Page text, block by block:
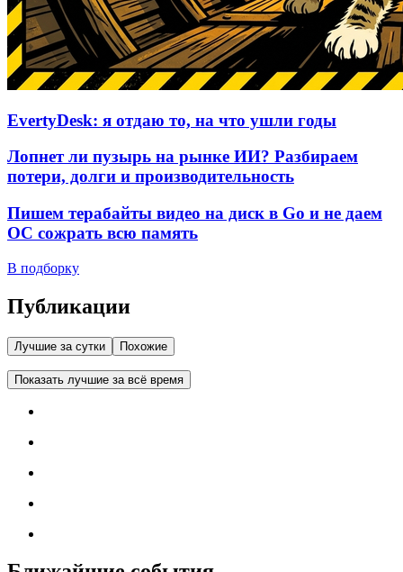
EvertyDesk: я отдаю то, на что ушли годы
Лопнет ли пузырь на рынке ИИ? Разбираем
потери, долги и производительность
Пишем терабайты видео на диск в Go и не даем
ОС сожрать всю память
В подборку
Публикации
Лучшие за сутки Похожие
Показать лучшие за всё время